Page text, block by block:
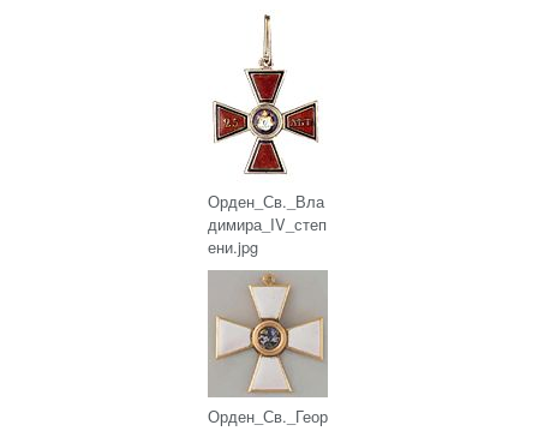
Орден_Св._Вла
димира_IV_степ
ени.jpg
Орден_Св._Геор